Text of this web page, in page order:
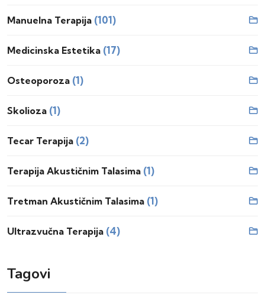
Manuelna Terapija (101)
Medicinska Estetika (17)
Osteoporoza (1)
Skolioza (1)
Tecar Terapija (2)
Terapija Akustičnim Talasima (1)
Tretman Akustičnim Talasima (1)
Ultrazvučna Terapija (4)
Tagovi